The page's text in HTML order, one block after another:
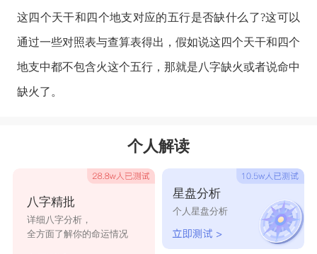
这四个天干和四个地支对应的五行是否缺什么了?这可以
通过一些对照表与查算表得出，假如说这四个天干和四个
地支中都不包含火这个五行，那就是八字缺火或者说命中
缺火了。
个人解读
八字精批
详细八字分析，
全方面了解你的命运情况
星盘分析
个人星盘分析